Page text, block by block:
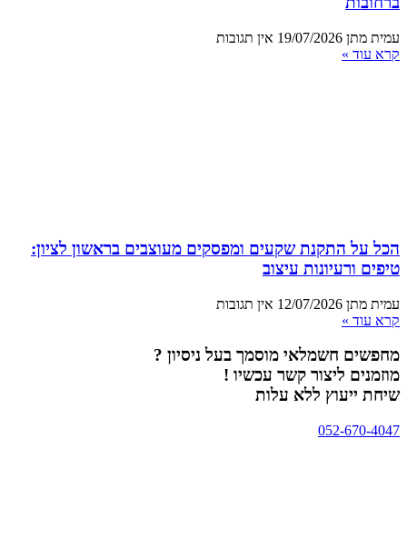
עמית מתן 19/07/2026 אין תגובות
קרא עוד »
הכל על התקנת שקעים ומפסקים מעוצבים בראשון לציון:
טיפים ורעיונות עיצוב
עמית מתן 12/07/2026 אין תגובות
קרא עוד »
מחפשים חשמלאי מוסמך בעל ניסיון ?
מוזמנים ליצור קשר עכשיו !
שיחת ייעוץ ללא עלות
052-670-4047